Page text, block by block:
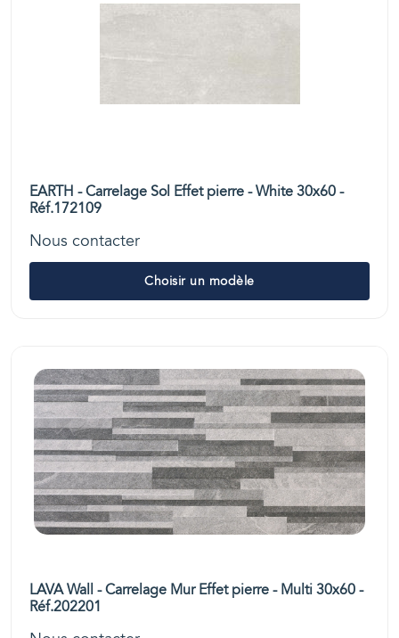
EARTH - Carrelage Sol Effet pierre - White 30x60 -
Réf.172109
Nous contacter
Choisir un modèle
LAVA Wall - Carrelage Mur Effet pierre - Multi 30x60 -
Réf.202201